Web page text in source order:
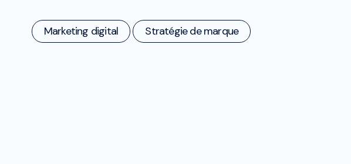
Marketing digital Stratégie de marque